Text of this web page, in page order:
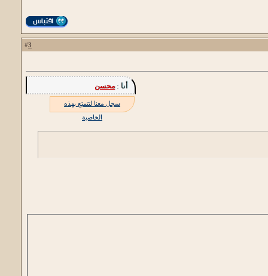
3
أنا :محسن
سجل معنا لتتمتع بهذه
الخاصية